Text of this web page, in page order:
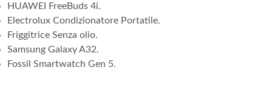
HUAWEI FreeBuds 4i.
Electrolux Condizionatore Portatile.
Friggitrice Senza olio.
Samsung Galaxy A32.
Fossil Smartwatch Gen 5.